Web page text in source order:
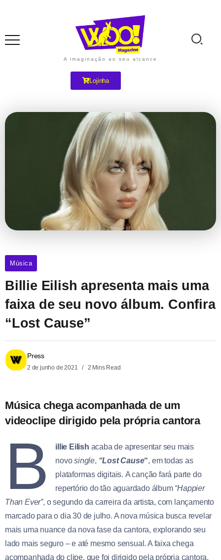
A imaginação ao seu alcance
Lojinha
Música
Billie Eilish apresenta mais uma
faixa de seu novo álbum. Confira
“Lost Cause”
Press
2 de junho de 2021 2 Mins Read
Música chega acompanhada de um
videoclipe dirigido pela própria cantora
B illie Eilish acaba de apresentar seu mais
novosingle, “Lost Cause“, em todas as
plataformas digitais. A canção fará parte do
repertório do tão aguardado álbum“Happier
Than Ever”, o segundo da carreira da artista, com lançamento
marcado para o dia 30 de julho. A nova música busca revelar
mais uma nuance da nova fase da cantora, explorando seu
lado mais seguro – e até mesmo sensual. A faixa chega
acompanhada do clipe, que foi dirigido pela própria cantora.